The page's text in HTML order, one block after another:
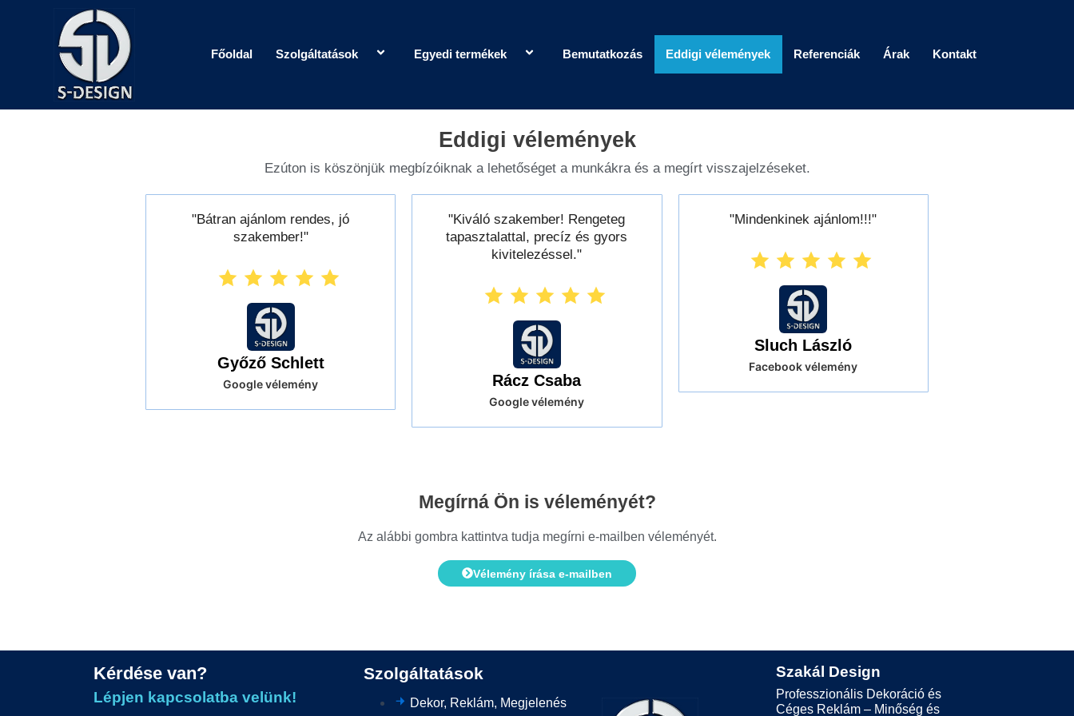
Főoldal Szolgáltatások Egyedi termékek Bemutatkozás Eddigi vélemények Referenciák Árak Kontakt
Eddigi vélemények
Ezúton is köszönjük megbízóiknak a lehetőséget a munkákra és a megírt visszajelzéseket.
"Bátran ajánlom rendes, jó
szakember!"
Győző Schlett
Google vélemény
"Kiváló szakember! Rengeteg
tapasztalattal, precíz és gyors
kivitelezéssel."
Rácz Csaba
Google vélemény
"Mindenkinek ajánlom!!!"
Sluch László
Facebook vélemény
Megírná Ön is véleményét?
Az alábbi gombra kattintva tudja megírni e-mailben véleményét.
Vélemény írása e-mailben
Kérdése van?
Lépjen kapcsolatba velünk!
Szolgáltatások
Dekor, Reklám, Megjelenés
Szakál Design
Professzionális Dekoráció és
Céges Reklám – Minőség és